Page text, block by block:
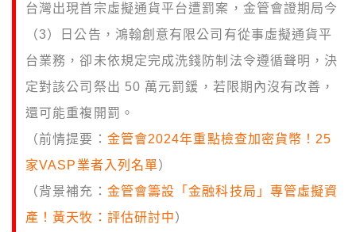
台灣出現首宗虛擬通貨平台遭罰案，金管會證期局今
（3）日公告，鴻翰創意有限公司有從事虛擬通貨平
台業務，卻未依規定完成洗錢防制法令遵循聲明，決
定對該公司祭出 50 萬元罰鍰，若限期內沒有改善，
還可能重複開罰。
（前情提要： 金管會2024年重點檢查加密貨幣！25
家VASP業者入列名單）
（背景補充： 金管會籌設「金融科技局」專管虛擬資
產！黃天牧：評估研討中）